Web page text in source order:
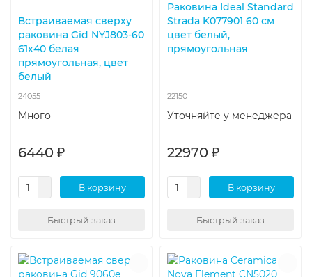
Встраиваемая сверху
раковина Gid NYJ803-60
61х40 белая
прямоугольная, цвет
белый
24055
Много
6440 ₽
В корзину
Быстрый заказ
Раковина Ideal Standard
Strada K077901 60 см
цвет белый,
прямоугольная
22150
Уточняйте у менеджера
22970 ₽
В корзину
Быстрый заказ